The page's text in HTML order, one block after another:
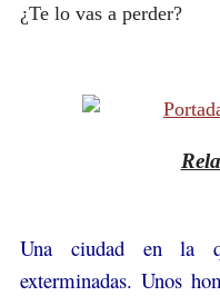
¿Te lo vas a perder?
Una ciudad en la
exterminadas. Unos